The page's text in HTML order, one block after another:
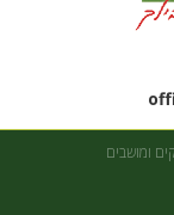
ומושבים